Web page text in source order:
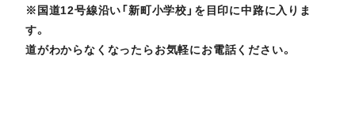
※国道12号線沿い「新町小学校」を目印に中路に入りま
す。
道がわからなくなったらお気軽にお電話ください。